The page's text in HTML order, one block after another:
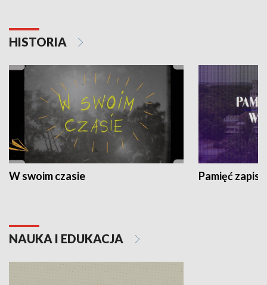
HISTORIA
W swoim czasie Pamięć
NAUKA I EDUKACJA